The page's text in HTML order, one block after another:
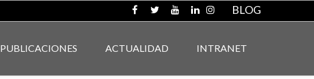
BLOG
PUBLICACIONES ACTUALIDAD INTRANET